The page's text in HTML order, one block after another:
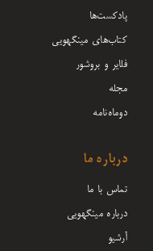
پادکست‌ها
کتاب‌های مینگهویی
فلایر و بروشور
مجله
دوماه‌نامه
درباره ما
تماس با ما
درباره مینگهویی
آرشیو